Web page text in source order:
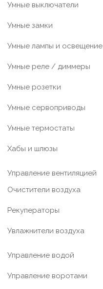
Умные выключатели
Умные замки
Умные лампы и освещение
Умные реле / диммеры
Умные розетки
Умные сервоприводы
Умные термостаты
Хабы и шлюзы
Управление вентиляцией
Очистители воздуха
Рекуператоры
Увлажнители воздуха
Управление водой
Управление воротами